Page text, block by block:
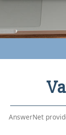
AnswerNet